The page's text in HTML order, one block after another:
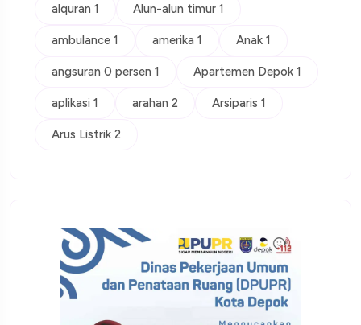
alquran 1 Alun-alun timur 1
ambulance 1 amerika 1 Anak 1
angsuran 0 persen 1 Apartemen Depok 1
aplikasi 1 arahan 2 Arsiparis 1
Arus Listrik 2